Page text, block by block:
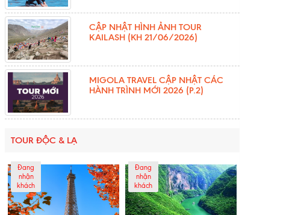
CẬP NHẬT HÌNH ẢNH TOUR
KAILASH (KH 21/06/2026)
MIGOLA TRAVEL CẬP NHẬT CÁC
HÀNH TRÌNH MỚI 2026 (P.2)
TOUR ĐỘC & LẠ
Đang
nhận
khách
Đang
nhận
khách